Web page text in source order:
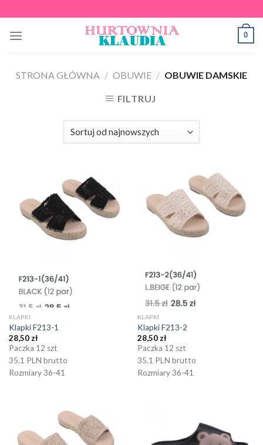
to
content
0
STRONA GŁÓWNA / OBUWIE / OBUWIE DAMSKIE
FILTRUJ
KLAPKI
Klapki F213-1
28,50 zł
Paczka 12 szt
35.1 PLN brutto
Rozmiary 36-41
KLAPKI
Klapki F213-2
28,50 zł
Paczka 12 szt
35.1 PLN brutto
Rozmiary 36-41